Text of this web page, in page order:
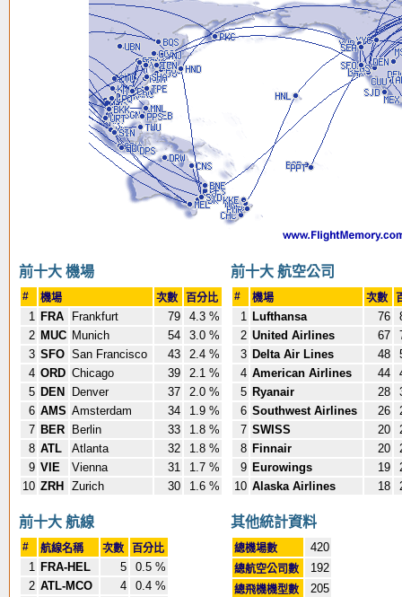
前十大 機場
# 機場 次數 百分比
1 FRA Frankfurt 79
4.3 %
2 MUC Munich 54
3.0 %
3 SFO San Francisco 43
2.4 %
4 ORD Chicago 39
2.1 %
5 DEN Denver 37
2.0 %
6 AMS Amsterdam 34
1.9 %
7 BER Berlin 33
1.8 %
8 ATL Atlanta 32
1.8 %
9 VIE Vienna 31
1.7 %
10 ZRH Zurich 30 1.6 %
前十大 航空公司
# 機場 次數
1 Lufthansa 76
2 United Airlines 67
3 Delta Air Lines 48
4 American Airlines 44
5 Ryanair 28
6 Southwest Airlines 26
7 SWISS 20
8 Finnair 20
9 Eurowings 19
10 Alaska Airlines 18
前十大 航線
# 航線名稱 次數 百分比
1 FRA-HEL 5
0.5 %
2 ATL-MCO 4
0.4 %
其他統計資料
總機場數 420
總航空公司數 192
總飛機機型數 205